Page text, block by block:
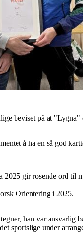
beviset på at
å ha en så god
gir rosende ord til
Orientering i 2025.
han var
sportslige under